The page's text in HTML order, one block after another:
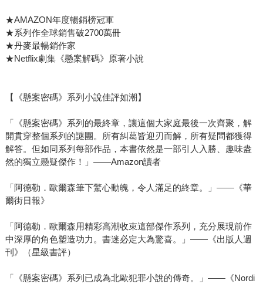
★AMAZON年度暢銷榜冠軍
★系列作全球銷售破2700萬冊
★丹麥最暢銷作家
★Netflix劇集《懸案解碼》原著小說
【《懸案密碼》系列小說佳評如潮】
「《懸案密碼》系列的最終章，讓這個大家庭最後一次齊聚，解
開貫穿整個系列的謎團。所有糾葛皆迎刃而解，所有疑問都獲得
解答。但如同系列每部作品，本書依然是一部引人入勝、趣味盎
然的獨立懸疑傑作！」——Amazon讀者
「阿德勒．歐爾森筆下驚心動魄，令人滿足的終章。」——《華
爾街日報》
「阿德勒．歐爾森用精彩高潮收束這部傑作系列，充分展現前作
中深厚的角色塑造功力。書迷必定大為驚喜。」——《出版人週
刊》（星級書評）
「《懸案密碼》系列已成為北歐犯罪小說的傳奇。」——《Nordi